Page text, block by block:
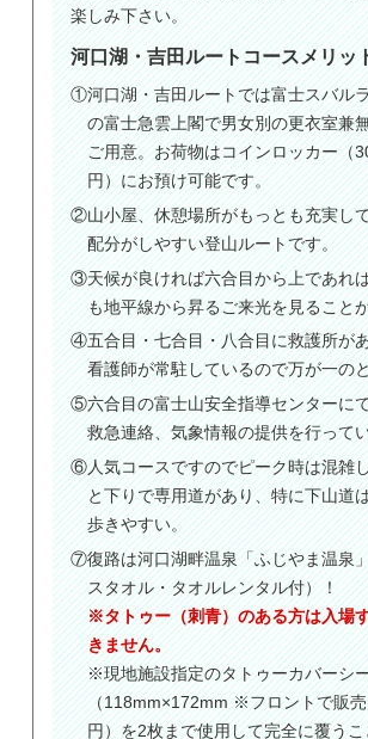
楽しみ下さい。
河口湖・吉田ルートコースメリッ
①河口湖・吉田ルートでは富士スバル
の富士急雲上閣で男女別の更衣室兼
ご用意。お荷物はコインロッカー（
円）にお預け可能です。
②山小屋、休憩場所がもっとも充実し
配分がしやすい登山ルートです。
③天候が良ければ六合目から上であれ
も地平線から昇るご来光を見ること
④五合目・七合目・八合目に救護所が
看護師が常駐しているので万が一の
⑤六合目の富士山安全指導センターにて
救急連絡、気象情報の提供を行ってい
⑥人気コースですのでピーク時は混雑
と下りで専用道があり、特に下山道
歩きやすい。
⑦復路は河口湖畔温泉「ふじやま温泉
スタオル・タオルレンタル付）！
※タトゥー（刺青）のある方は入場
きません。
※現地施設指定のタトゥーカバーシ
（118mm×172mm ※フロントで販
円）を2枚まで使用して完全に覆う